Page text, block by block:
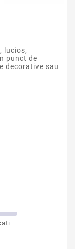
lucios,
punct de
decorative sau